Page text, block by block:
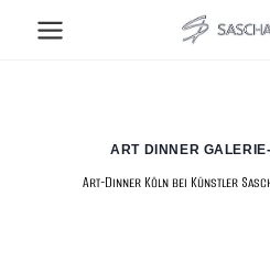
Inhalt
ART DINNER
Art-Dinner Köln bei Künstler